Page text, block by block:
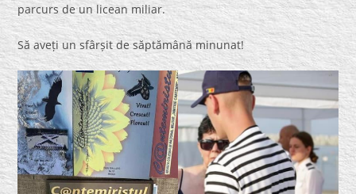
parcurs de un licean miliar.
Să aveți un sfârșit de săptămână minunat!